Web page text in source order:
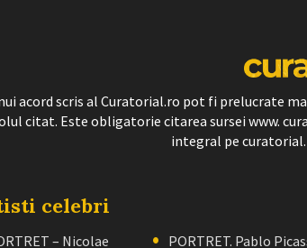
acord scris al Curatorial.ro pot fi prelucrate
citat. Este obligatorie citarea sursei www.
integral pe
celebri
– Nicolae PORTRET. Pablo